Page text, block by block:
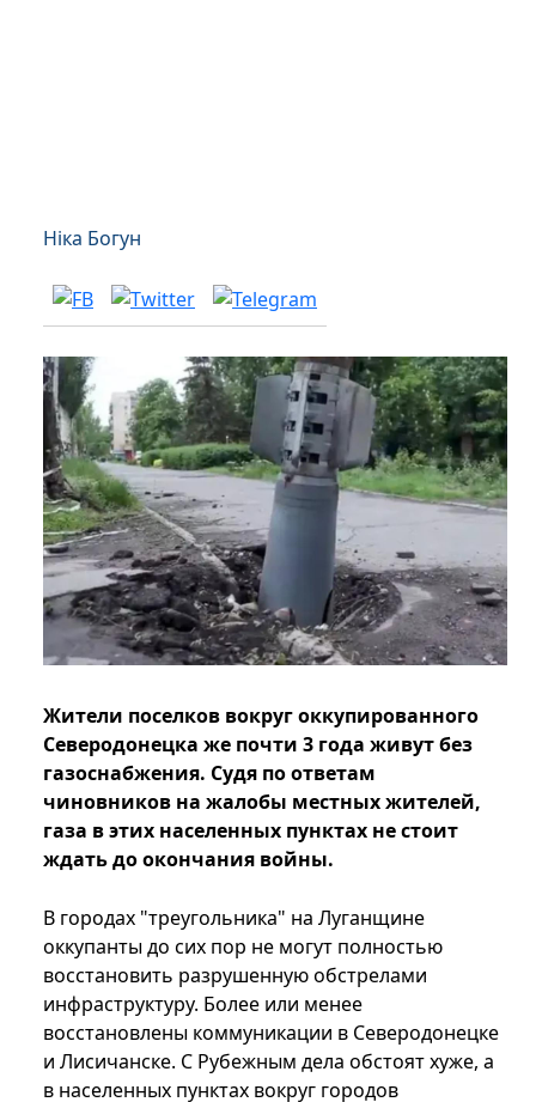
Ніка Богун
Жители поселков вокруг оккупированного
Северодонецка же почти 3 года живут без
газоснабжения. Судя по ответам
чиновников на жалобы местных жителей,
газа в этих населенных пунктах не стоит
ждать до окончания войны.
В городах "треугольника" на Луганщине
оккупанты до сих пор не могут полностью
восстановить разрушенную обстрелами
инфраструктуру. Более или менее
восстановлены коммуникации в Северодонецке
и Лисичанске. С Рубежным дела обстоят хуже, а
в населенных пунктах вокруг городов